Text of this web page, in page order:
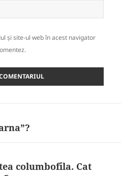
și site-ul web în acest navigator
columbofila. Cat